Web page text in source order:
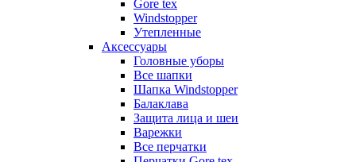
Gore tex
Windstopper
Утепленные
Аксессуары
Головные уборы
Все шапки
Шапка Windstopper
Балаклава
Защита лица и шеи
Варежки
Все перчатки